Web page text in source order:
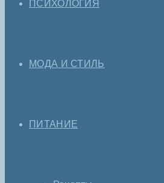
ПСИХОЛОГИЯ
МОДА И СТИЛЬ
ПИТАНИЕ